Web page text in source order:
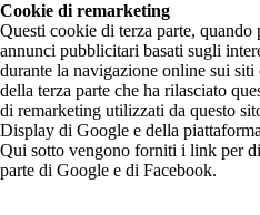
Cookie di remarketing
Questi cookie di terza parte, quando
annunci pubblicitari basati sugli
durante la navigazione online sui
della terza parte che ha rilasciato
di remarketing utilizzati da questo
Display di Google e della
Qui sotto vengono forniti i link per
parte di Google e di Facebook.